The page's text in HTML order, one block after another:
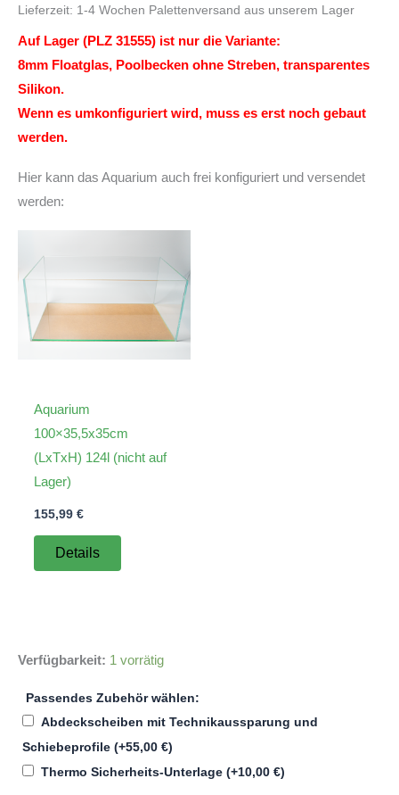
Lieferzeit: 1-4 Wochen Palettenversand aus unserem Lager
Auf Lager (PLZ 31555) ist nur die Variante:
8mm Floatglas, Poolbecken ohne Streben, transparentes
Silikon.
Wenn es umkonfiguriert wird, muss es erst noch gebaut
werden.
Hier kann das Aquarium auch frei konfiguriert und versendet
werden:
Aquarium
100×35,5x35cm
(LxTxH) 124l (nicht auf
Lager)
155,99 €
Details
Verfügbarkeit: 1 vorrätig
Passendes Zubehör wählen:
Abdeckscheiben mit Technikaussparung und
Schiebeprofile (+55,00 €)
Thermo Sicherheits-Unterlage (+10,00 €)